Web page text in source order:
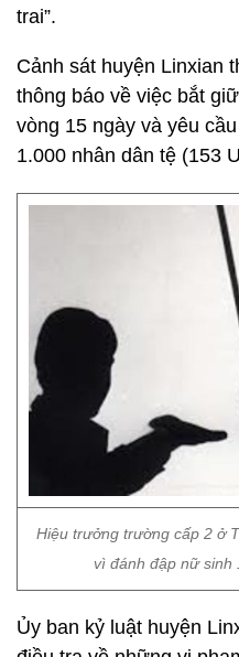
trai”.
Cảnh sát huyện Linxian
thông báo về việc bắt
vòng 15 ngày và yêu
1.000 nhân dân tệ (153
Hiệu trưởng trường cấp 2 ở
vì đánh đập nữ sinh
Ủy ban kỷ luật huyện